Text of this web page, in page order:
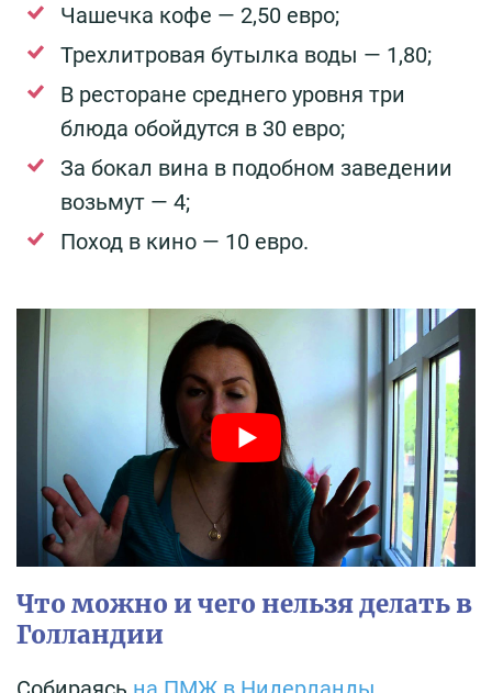
Чашечка кофе — 2,50 евро;
Трехлитровая бутылка воды — 1,80;
В ресторане среднего уровня три
блюда обойдутся в 30 евро;
За бокал вина в подобном заведении
возьмут — 4;
Поход в кино — 10 евро.
Что можно и чего нельзя делать в
Голландии